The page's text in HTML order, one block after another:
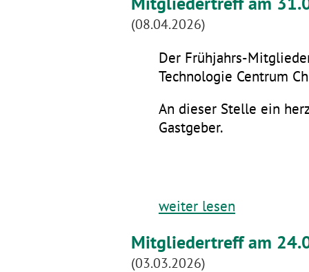
(08.04.2026)
Der Frühjahrs-
Technologie Centrum
An dieser Stelle ein
Gastgeber.
weiter lesen
Mitgliedertreff am
(03.03.2026)